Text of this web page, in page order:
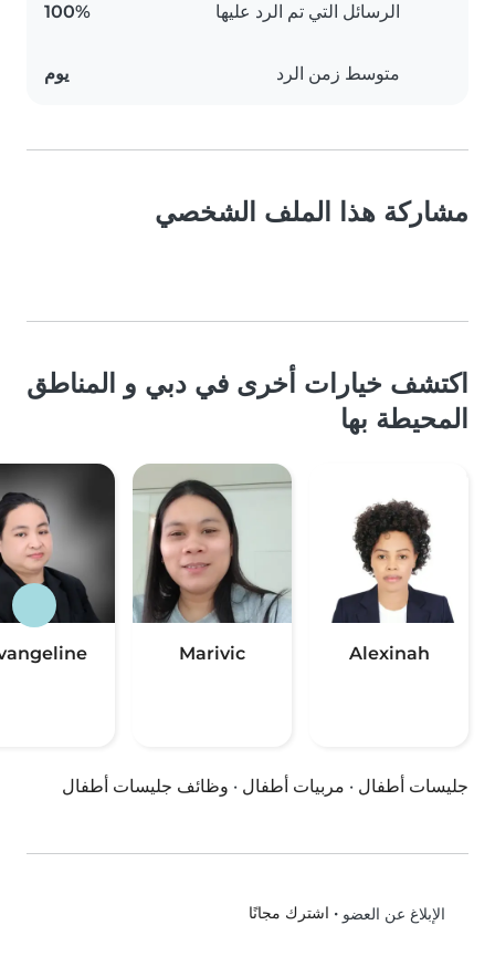
الرسائل التي تم الرد عليها 100%
متوسط زمن الرد يوم
مشاركة هذا الملف الشخصي
اكتشف خيارات أخرى في دبي و المناطق
المحيطة بها
Alexinah
Marivic
جليسات أطفال · مربيات أطفال · وظائف جليسات أطفال
الإبلاغ عن العضو • اشترك مجانًا